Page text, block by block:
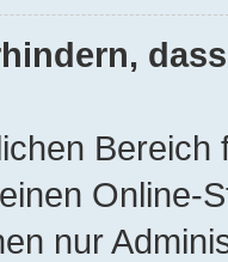
Online-
nur